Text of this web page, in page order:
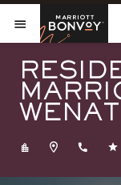
Skip to Content
Abrir el menú